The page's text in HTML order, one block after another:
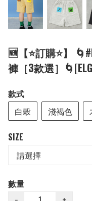
🆕【⭐訂購⭐】
褲［3款選］
款式
白穀
淺褐色
SIZE
數量